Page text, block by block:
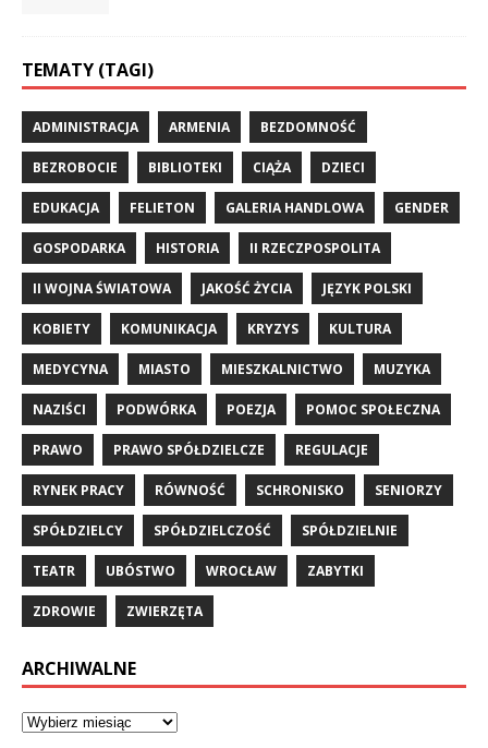
TEMATY (TAGI)
ADMINISTRACJA ARMENIA BEZDOMNOŚĆ
BEZROBOCIE BIBLIOTEKI CIĄŻA DZIECI
EDUKACJA FELIETON GALERIA HANDLOWA GENDER
GOSPODARKA HISTORIA II RZECZPOSPOLITA
II WOJNA ŚWIATOWA JAKOŚĆ ŻYCIA JĘZYK POLSKI
KOBIETY KOMUNIKACJA KRYZYS KULTURA
MEDYCYNA MIASTO MIESZKALNICTWO MUZYKA
NAZIŚCI PODWÓRKA POEZJA POMOC SPOŁECZNA
PRAWO PRAWO SPÓŁDZIELCZE REGULACJE
RYNEK PRACY RÓWNOŚĆ SCHRONISKO SENIORZY
SPÓŁDZIELCY SPÓŁDZIELCZOŚĆ SPÓŁDZIELNIE
TEATR UBÓSTWO WROCŁAW ZABYTKI
ZDROWIE ZWIERZĘTA
ARCHIWALNE